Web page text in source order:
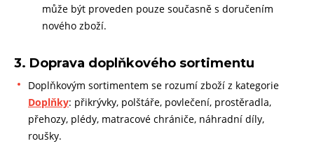
může být proveden pouze současně s doručením
nového zboží.
3. Doprava doplňkového sortimentu
Doplňkovým sortimentem se rozumí zboží z kategorie
Doplňky: přikrývky, polštáře, povlečení, prostěradla,
přehozy, plédy, matracové chrániče, náhradní díly,
roušky.